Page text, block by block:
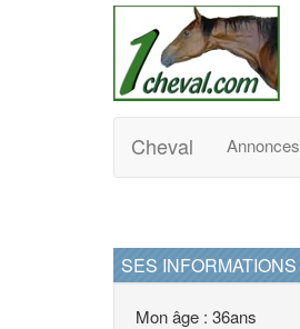
Cheval Annonces
SES INFORMATIONS
Mon âge : 36ans